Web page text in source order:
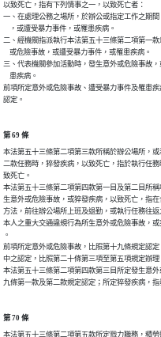
以致死亡，指有下列情事之一，以致死亡者：
一、在處理公務之場所，於辦公或指定工作之期
    ，或遭受暴力事件，或罹患疾病。
二、經機關指派執行本法第五十三條第二項第一
    或危險事故，或遭受暴力事件，或罹患疾病。
三、代表機關參加活動時，發生意外或危險事故
    患疾病。
前項所定意外或危險事故、遭受暴力事件及罹患
認定。
第 69 條
本法第五十三條第二項第三款所稱於辦公場所，
二款任務時，猝發疾病，以致死亡，指於執行任
致死亡。
本法第五十三條第二項第四款第一目及第二目所
生意外或危險事故，或猝發疾病，以致死亡，指
方法，前往辦公場所上班及退勤，或執行任務往
本人之重大交通違規行為所生意外或危險事故，
。
前項所定意外或危險事故，比照第十九條規定認
中之認定，比照第二十條第三項至第五項規定辦理
本法第五十三條第二項第四款第三目所定發生意
九條第一款及第二款規定認定；所定猝發疾病，指
第 70 條
本法第五十三條第二項第五款所定戮力職務，積